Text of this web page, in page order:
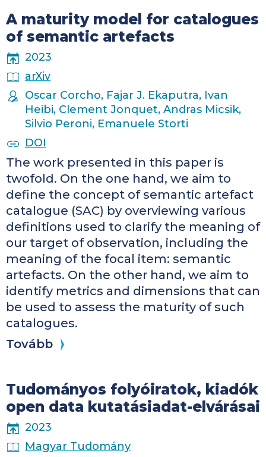
A maturity model for catalogues
of semantic artefacts
PUBLICATION YEAR
2023
PUBLICATION PLACE
arXiv
AUTHORS
Oscar Corcho, Fajar J. Ekaputra, Ivan
Heibi, Clement Jonquet, Andras Micsik,
Silvio Peroni, Emanuele Storti
PUBLICATION IDENTIFIERS
DOI
The work presented in this paper is
twofold. On the one hand, we aim to
define the concept of semantic artefact
catalogue (SAC) by overviewing various
definitions used to clarify the meaning of
our target of observation, including the
meaning of the focal item: semantic
artefacts. On the other hand, we aim to
identify metrics and dimensions that can
be used to assess the maturity of such
catalogues.
Tovább
Tudományos folyóiratok, kiadók
open data kutatásiadat-elvárásai
PUBLICATION YEAR
2023
PUBLICATION PLACE
Magyar Tudomány